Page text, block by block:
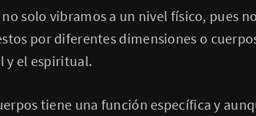
solo vibramos a un nivel físico, pues
por diferentes dimensiones o
y el espiritual.
tiene una función específica y